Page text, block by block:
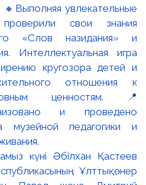
увлекательные
проверили свои знания
«Слов назидания» и
Интеллектуальная игра
кругозора детей и
отношения к
ценностям. 📍
и проведено
музейной педагогики и